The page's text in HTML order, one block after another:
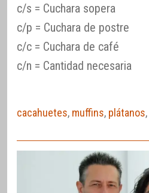
c/s = Cuchara sopera
c/p = Cuchara de postre
c/c = Cuchara de café
c/n = Cantidad necesaria
cacahuetes, muffins, plátanos,